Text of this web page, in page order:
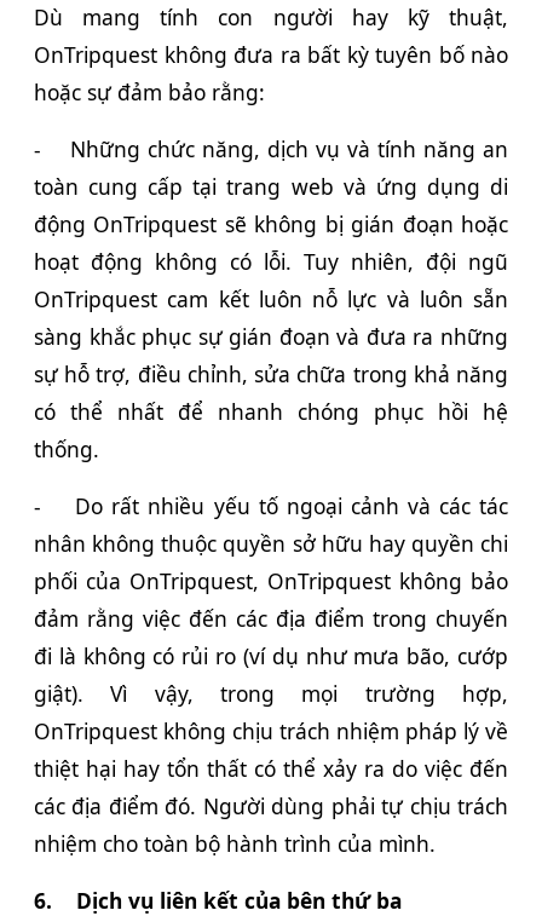
Dù mang tính con người hay kỹ thuật,
OnTripquest không đưa ra bất kỳ tuyên bố nào
hoặc sự đảm bảo rằng:
-
Những chức năng, dịch vụ và tính năng an
toàn cung cấp tại trang web và ứng dụng di
động OnTripquest sẽ không bị gián đoạn hoặc
hoạt động không có lỗi. Tuy nhiên, đội ngũ
OnTripquest cam kết luôn nỗ lực và luôn sẵn
sàng khắc phục sự gián đoạn và đưa ra những
sự hỗ trợ, điều chỉnh, sửa chữa trong khả năng
có thể nhất để nhanh chóng phục hồi hệ
thống.
-
Do rất nhiều yếu tố ngoại cảnh và các tác
nhân không thuộc quyền sở hữu hay quyền chi
phối của OnTripquest, OnTripquest không bảo
đảm rằng việc đến các địa điểm trong chuyến
đi là không có rủi ro (ví dụ như mưa bão, cướp
giật). Vì vậy, trong mọi trường hợp,
OnTripquest không chịu trách nhiệm pháp lý về
thiệt hại hay tổn thất có thể xảy ra do việc đến
các địa điểm đó. Người dùng phải tự chịu trách
nhiệm cho toàn bộ hành trình của mình.
6.
Dịch vụ liên kết của bên thứ ba